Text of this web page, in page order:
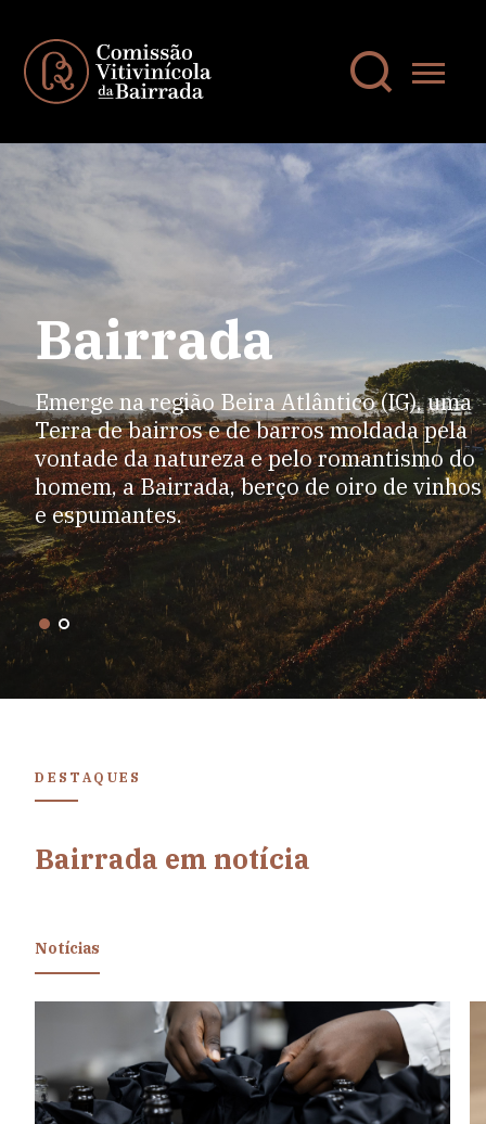
Bairrada
Emerge na região Beira Atlântico (IG), uma
Terra de bairros e de barros moldada pela
vontade da natureza e pelo romantismo do
homem, a Bairrada, berço de oiro de vinhos
e espumantes.
Bairrada em notícia
DESTAQUES
Notícias